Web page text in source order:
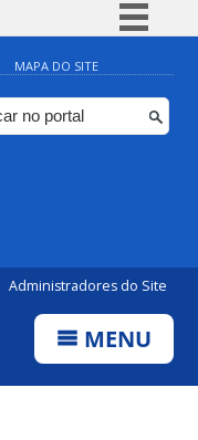
Simplifique!
Comunica BR
Participe
MAPA DO SITE
Administradores do Site
MENU